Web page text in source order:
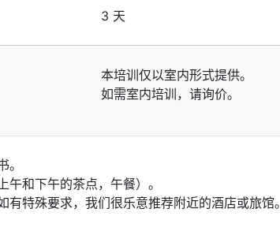
3 天
本培训仅以室内形式提供。
如需室内培训，请询价。
和下午的茶点，午餐）。
有特殊要求，我们很乐意推荐附近的酒店或旅馆。